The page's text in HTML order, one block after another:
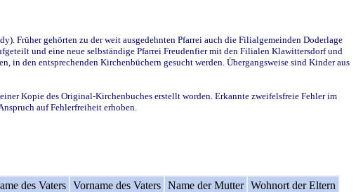
Früher gehörten zu der weit ausgedehnten Pfarrei auch die Filialgemeinden Doderlage
und eine neue selbständige Pfarrei Freudenfier mit den Filialen Klawittersdorf und
den entsprechenden Kirchenbüchern gesucht werden. Übergangsweise sind Kinder aus
Kopie des Original-Kirchenbuches erstellt worden. Erkannte zweifelsfreie Fehler im
auf Fehlerfreiheit erhoben.
des Vaters Vorname des Vaters Name der Mutter Wohnort der Eltern